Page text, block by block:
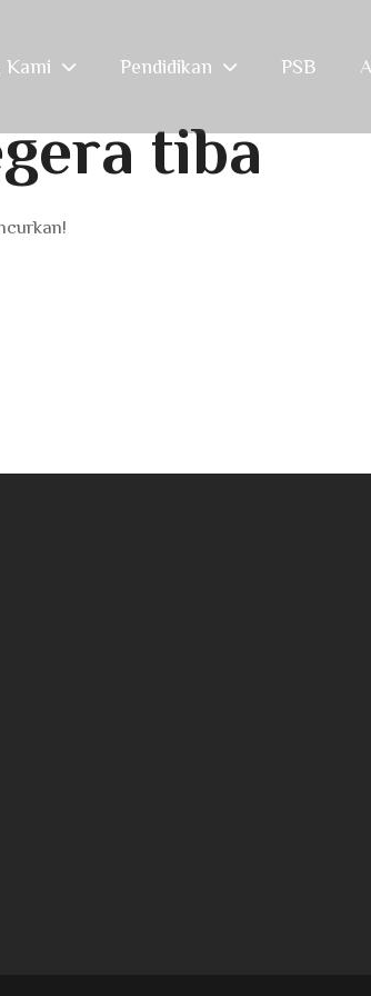
Kami Pendidikan PSB
tiba